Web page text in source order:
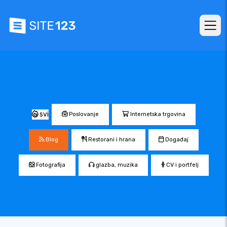
svi Poslovanje Internetska trgovina
Blog Restorani i hrana Događaj
Fotografija glazba, muzika CV i portfelj